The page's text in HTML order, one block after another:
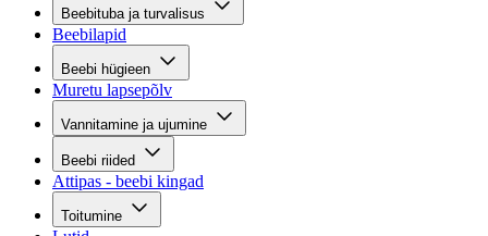
Beebituba ja turvalisus
Beebilapid
Beebi hügieen
Muretu lapsepõlv
Vannitamine ja ujumine
Beebi riided
Attipas - beebi kingad
Toitumine